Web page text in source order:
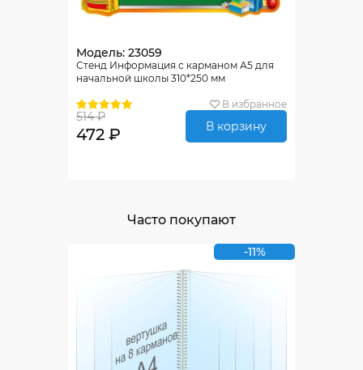
Модель: 23059
Стенд Информация с карманом А5 для
начальной школы 310*250 мм
В избранное
514 ₽
472 ₽ В корзину
Часто покупают
-11%